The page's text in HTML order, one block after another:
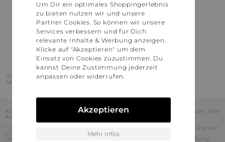
Österreich
Schweiz
France
United States
2016 - 2026 © Stylaholic.
Made for you with love in munich.
Alle Preise inkl. der jeweils geltenden gesetzlichen Mehrwertsteuer. Alle
Angaben ohne Gewähr.
* Die angezeigten Preise beinhalten Rabatte, die durch die Nutzung der
Gutschein-Codes auf den Seiten unserer Partner voraussichtlich
realisiert werden können. Stylaholic führt keine vollständige Prüfung
Um Dir ein optimales Shoppingerlebnis
zu bieten nutzen wir und unsere
Partner Cookies. So können wir unsere
Services verbessern und für Dich
relevante Inhalte & Werbung anzeigen.
Klicke auf "Akzeptieren" um dem
Einsatz von Cookies zuzustimmen. Du
kannst Deine Zustimmung jederzeit
anpassen oder widerrufen.
Akzeptieren
Mehr Infos